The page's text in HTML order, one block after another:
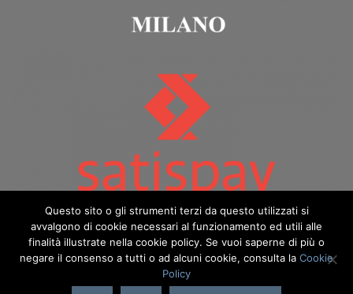
Copyright 2026 ©️ Eurottica & Vanzina - eurotticavanzina.it è
Questo sito o gli strumenti terzi da questo utilizzati si
avvalgono di cookie necessari al funzionamento ed utili alle
finalità illustrate nella cookie policy. Se vuoi saperne di più o
negare il consenso a tutti o ad alcuni cookie, consulta la Cookie
Policy